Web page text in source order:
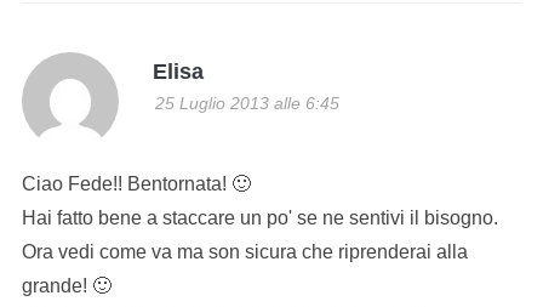
Elisa
25 Luglio 2013 alle 6:45
Ciao Fede!! Bentornata! 🙂
Hai fatto bene a staccare un po' se ne sentivi il bisogno.
Ora vedi come va ma son sicura che riprenderai alla
grande! 🙂